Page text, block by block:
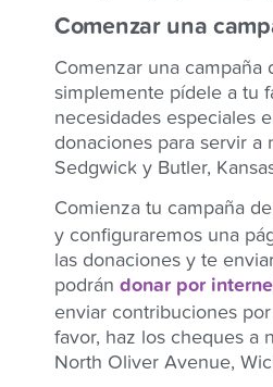
Comenzar una
Comenzar una campaña
simplemente pídele a tu
necesidades especiales
donaciones para servir a
Sedgwick y Butler,
Comienza tu campaña
y configuraremos una
las donaciones y te
podrán donar por
enviar contribuciones
favor, haz los cheques a
North Oliver Avenue,